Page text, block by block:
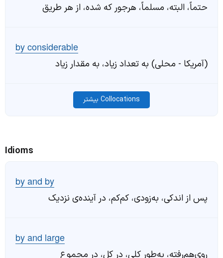
حتماً، البته، مسلماً، هرجور که شده، از هر طریق
by considerable
(آمریکا - محلی) به تعداد زیاد، به مقدار زیاد
Collocations بیشتر
Idioms
by and by
پس از اندکی، به‌زودی، کم‌کم، در آینده‌ی نزدیک
by and large
روی‌هم‌رفته، به‌طور کلی، در کل، در مجموع